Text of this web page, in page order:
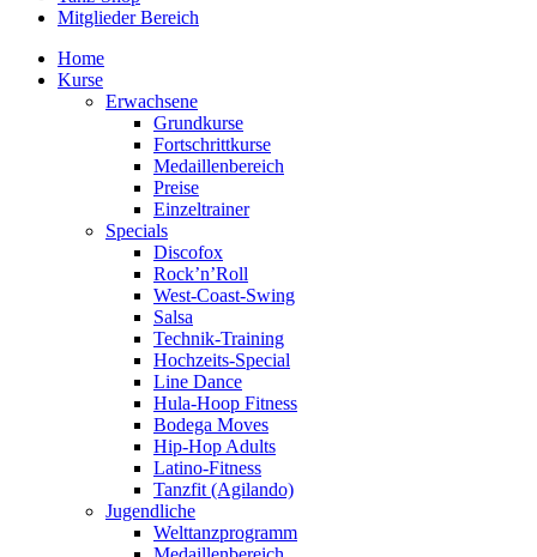
Mitglieder Bereich
Home
Kurse
Erwachsene
Grundkurse
Fortschrittkurse
Medaillenbereich
Preise
Einzeltrainer
Specials
Discofox
Rock’n’Roll
West-Coast-Swing
Salsa
Technik-Training
Hochzeits-Special
Line Dance
Hula-Hoop Fitness
Bodega Moves
Hip-Hop Adults
Latino-Fitness
Tanzfit (Agilando)
Jugendliche
Welttanzprogramm